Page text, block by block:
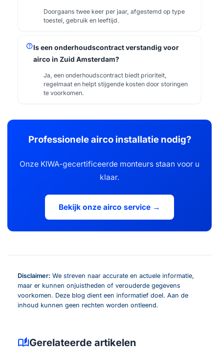
Doorgaans twee keer per jaar, afgestemd op type
toestel, gebruik en leeftijd.
helpIs een onderhoudscontract verstandig voor
airco in Zuid Amsterdam?
Ja, een onderhoudscontract biedt prioriteit,
regelmaat en helpt stijgende kosten door storingen
te voorkomen.
Professionele airco installatie nodig?
Onze KIWA-gecertificeerde monteurs staan voor u
klaar.
Bekijk onze airco service →
Disclaimer: We streven naar accurate en actuele informatie,
maar er kunnen onjuistheden of verouderde gegevens
voorkomen. Deze blog dient een informatief doel. Aan de
inhoud kunnen geen rechten worden ontleend.
auto_storiesGerelateerde artikelen